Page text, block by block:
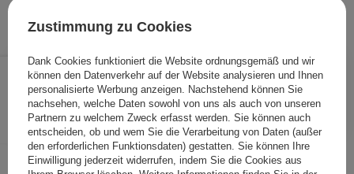
18,99 € /Stk.
IN DEN WARENKORB
Folgende Produkte wurden von
anderen Kunden geprüft
Zustimmung zu Cookies
Dank Cookies funktioniert die Website ordnungsgemäß und wir
können den Datenverkehr auf der Website analysieren und Ihnen
personalisierte Werbung anzeigen. Nachstehend können Sie
nachsehen, welche Daten sowohl von uns als auch von unseren
Partnern zu welchem Zweck erfasst werden. Sie können auch
entscheiden, ob und wem Sie die Verarbeitung von Daten (außer
den erforderlichen Funktionsdaten) gestatten. Sie können Ihre
Einwilligung jederzeit widerrufen, indem Sie die Cookies aus